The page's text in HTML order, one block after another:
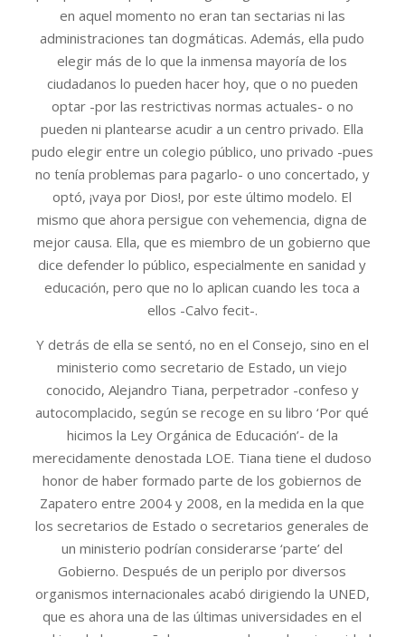
en aquel momento no eran tan sectarias ni las
administraciones tan dogmáticas. Además, ella pudo
elegir más de lo que la inmensa mayoría de los
ciudadanos lo pueden hacer hoy, que o no pueden
optar -por las restrictivas normas actuales- o no
pueden ni plantearse acudir a un centro privado. Ella
pudo elegir entre un colegio público, uno privado -pues
no tenía problemas para pagarlo- o uno concertado, y
optó, ¡vaya por Dios!, por este último modelo. El
mismo que ahora persigue con vehemencia, digna de
mejor causa. Ella, que es miembro de un gobierno que
dice defender lo público, especialmente en sanidad y
educación, pero que no lo aplican cuando les toca a
ellos -Calvo fecit-.
Y detrás de ella se sentó, no en el Consejo, sino en el
ministerio como secretario de Estado, un viejo
conocido, Alejandro Tiana, perpetrador -confeso y
autocomplacido, según se recoge en su libro ‘Por qué
hicimos la Ley Orgánica de Educación’- de la
merecidamente denostada LOE. Tiana tiene el dudoso
honor de haber formado parte de los gobiernos de
Zapatero entre 2004 y 2008, en la medida en la que
los secretarios de Estado o secretarios generales de
un ministerio podrían considerarse ‘parte’ del
Gobierno. Después de un periplo por diversos
organismos internacionales acabó dirigiendo la UNED,
que es ahora una de las últimas universidades en el